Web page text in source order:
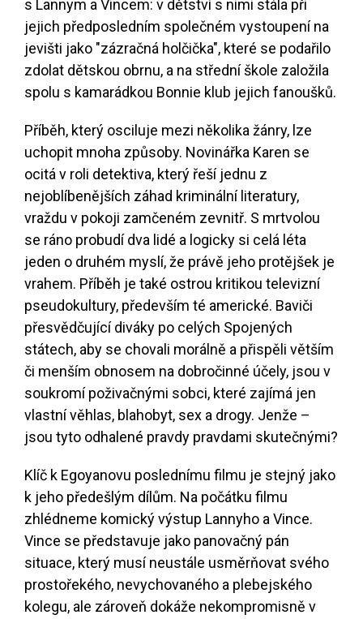
s Lannym a Vincem: v dětství s nimi stála při
jejich předposledním společném vystoupení na
jevišti jako "zázračná holčička", které se podařilo
zdolat dětskou obrnu, a na střední škole založila
spolu s kamarádkou Bonnie klub jejich fanoušků.
Příběh, který osciluje mezi několika žánry, lze
uchopit mnoha způsoby. Novinářka Karen se
ocitá v roli detektiva, který řeší jednu z
nejoblíbenějších záhad kriminální literatury,
vraždu v pokoji zamčeném zevnitř. S mrtvolou
se ráno probudí dva lidé a logicky si celá léta
jeden o druhém myslí, že právě jeho protějšek je
vrahem. Příběh je také ostrou kritikou televizní
pseudokultury, především té americké. Baviči
přesvědčující diváky po celých Spojených
státech, aby se chovali morálně a přispěli větším
či menším obnosem na dobročinné účely, jsou v
soukromí poživačnými sobci, které zajímá jen
vlastní věhlas, blahobyt, sex a drogy. Jenže –
jsou tyto odhalené pravdy pravdami skutečnými?
Klíč k Egoyanovu poslednímu filmu je stejný jako
k jeho předešlým dílům. Na počátku filmu
zhlédneme komický výstup Lannyho a Vince.
Vince se představuje jako panovačný pán
situace, který musí neustále usměrňovat svého
prostořekého, nevychovaného a plebejského
kolegu, ale zároveň dokáže nekompromisně v